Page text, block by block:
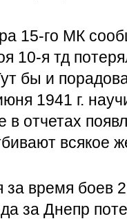
15-го МК
10-я тд
бы и
1941 г.
в отчетах
всякое
за время
за Днепр